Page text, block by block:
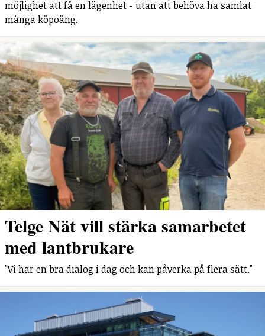
möjlighet att få en lägenhet - utan att behöva ha samlat
många köpoäng.
Telge Nät vill stärka samarbetet
med lantbrukare
"Vi har en bra dialog i dag och kan påverka på flera sätt."